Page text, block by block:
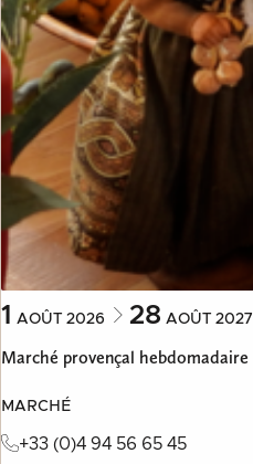
1 AOÛT 2026 28 AOÛT 2027
Marché provençal hebdomadaire
MARCHÉ
+33 (0)4 94 56 65 45